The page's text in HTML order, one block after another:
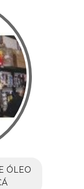
ÓLEO